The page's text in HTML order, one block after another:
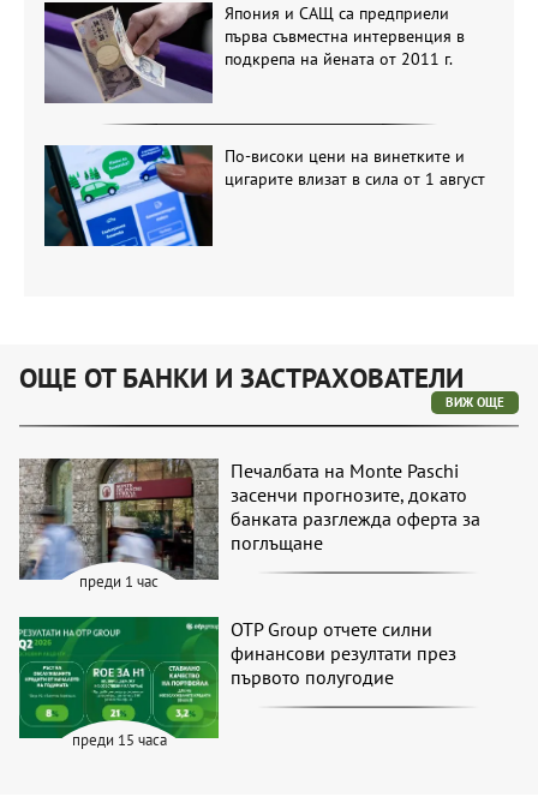
Япония и САЩ са предприели
първа съвместна интервенция в
подкрепа на йената от 2011 г.
По-високи цени на винетките и
цигарите влизат в сила от 1 август
ОЩЕ ОТ БАНКИ И ЗАСТРАХОВАТЕЛИ
ВИЖ ОЩЕ
преди 1 час
Печалбата на Monte Paschi
засенчи прогнозите, докато
банката разглежда оферта за
поглъщане
преди 15 часа
OTP Group отчете силни
финансови резултати през
първото полугодие